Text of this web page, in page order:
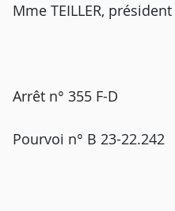
Mme TEILLER, président
Arrêt n° 355 F-D
Pourvoi n° B 23-22.242